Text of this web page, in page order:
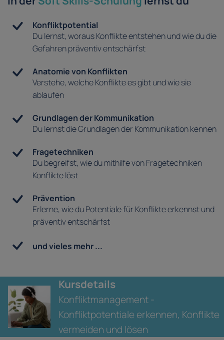
Konfliktpotential
Du lernst, woraus Konflikte entstehen und wie du die
Gefahren präventiv entschärfst
Anatomie von Konflikten
Verstehe, welche Konflikte es gibt und wie sie
ablaufen
Grundlagen der Kommunikation
Du lernst die Grundlagen der Kommunikation kennen
Fragetechniken
Du begreifst, wie du mithilfe von Fragetechniken
Konflikte löst
Prävention
Erlerne, wie du Potentiale für Konflikte erkennst und
präventiv entschärfst
und vieles mehr ...
Kursdetails
Konfliktmanagement -
Konfliktpotentiale erkennen, Konflikte
vermeiden und lösen